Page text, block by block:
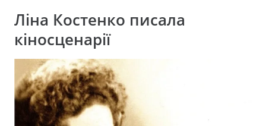
Ліна Костенко писала
кіносценарії